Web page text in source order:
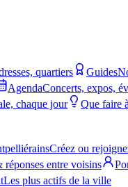
quartiers Guides
AgendaConcerts, expos,
chaque jour Que faire
Créez ou
réponses entre voisins
Les plus actifs de la ville